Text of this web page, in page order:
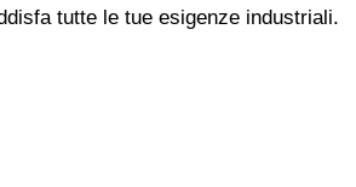
tutte le tue esigenze industriali.